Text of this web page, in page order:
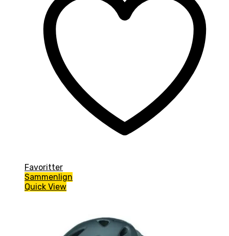
Favoritter
Sammenlign
Quick View